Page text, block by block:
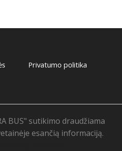
Privatumo politika
BUS" sutikimo draudžiama
esančią informaciją.